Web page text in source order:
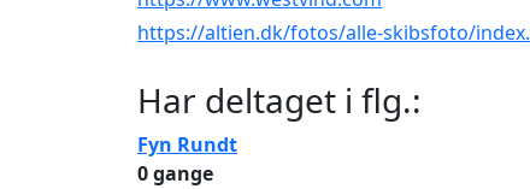
https://altien.dk/fotos/alle-skibsfoto/
Har deltaget i flg.:
Fyn Rundt
0 gange